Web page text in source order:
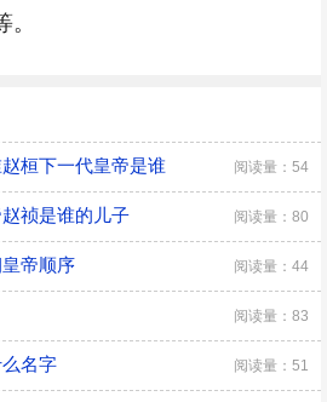
桓下一代皇帝是谁 阅读量：54
祯是谁的儿子 阅读量：80
帝顺序 阅读量：44
阅读量：83
名字 阅读量：51